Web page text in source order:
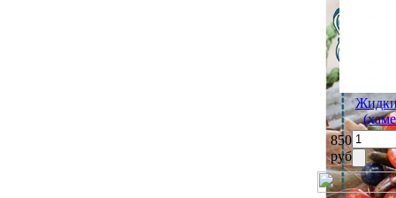
850
руб